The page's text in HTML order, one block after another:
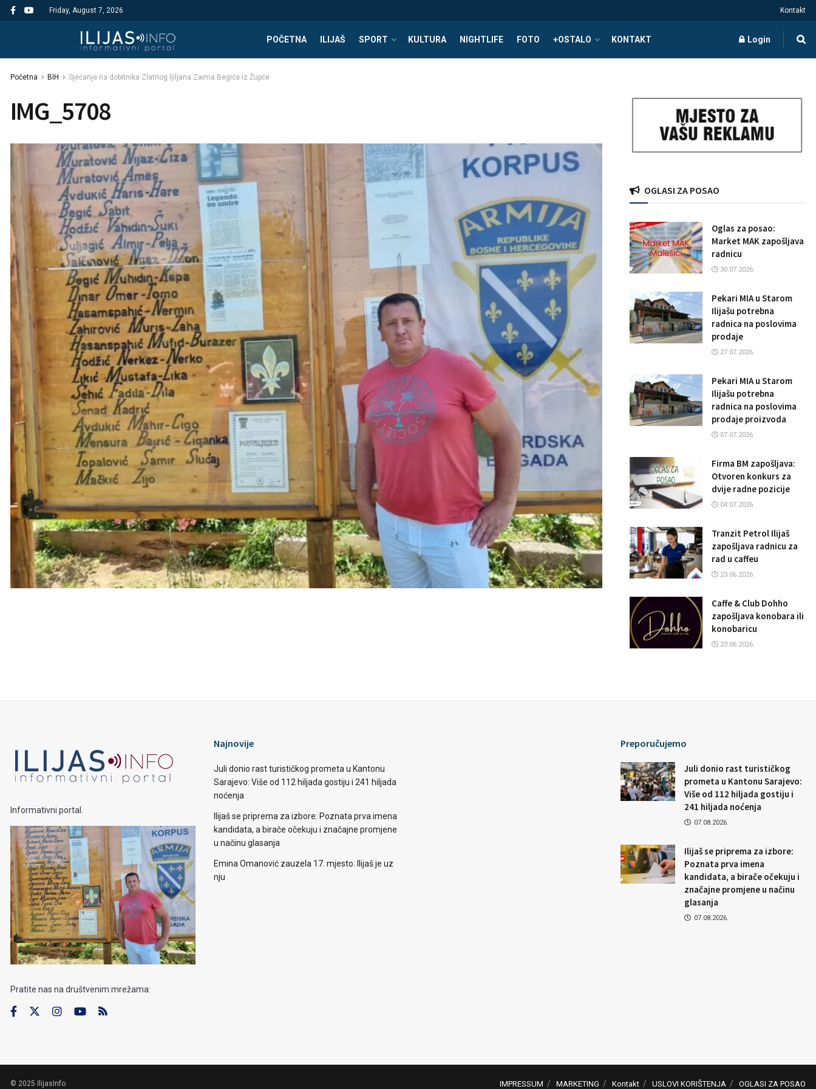
Friday, August 7, 2026 Kontakt
POČETNA ILIJAŠ SPORT KULTURA NIGHTLIFE FOTO +OSTALO KONTAKT Login
Početna BIH Sjećanje na dobitnika Zlatnog ljiljana Zaima Begića iz Župče
IMG_5708
OGLASI ZA POSAO
Oglas za posao:
Market MAK zapošljava
radnicu
30.07.2026.
Pekari MIA u Starom
Ilijašu potrebna
radnica na poslovima
prodaje
27.07.2026.
Pekari MIA u Starom
Ilijašu potrebna
radnica na poslovima
prodaje proizvoda
07.07.2026.
Firma BM zapošljava:
Otvoren konkurs za
dvije radne pozicije
04.07.2026.
Tranzit Petrol Ilijaš
zapošljava radnicu za
rad u caffeu
23.06.2026.
Caffe & Club Dohho
zapošljava konobara ili
konobaricu
23.06.2026.
Informativni portal.
Pratite nas na društvenim mrežama:
Najnovije
Juli donio rast turističkog prometa u Kantonu
Sarajevo: Više od 112 hiljada gostiju i 241 hiljada
noćenja
Ilijaš se priprema za izbore: Poznata prva imena
kandidata, a birače očekuju i značajne promjene
u načinu glasanja
Emina Omanović zauzela 17. mjesto: Ilijaš je uz
nju
Preporučujemo
Juli donio rast turističkog
prometa u Kantonu Sarajevo:
Više od 112 hiljada gostiju i
241 hiljada noćenja
07.08.2026.
Ilijaš se priprema za izbore:
Poznata prva imena
kandidata, a birače očekuju i
značajne promjene u načinu
glasanja
07.08.2026.
IMPRESSUM MARKETING Kontakt USLOVI KORIŠTENJA OGLASI ZA POSAO
© 2025 IlijasInfo